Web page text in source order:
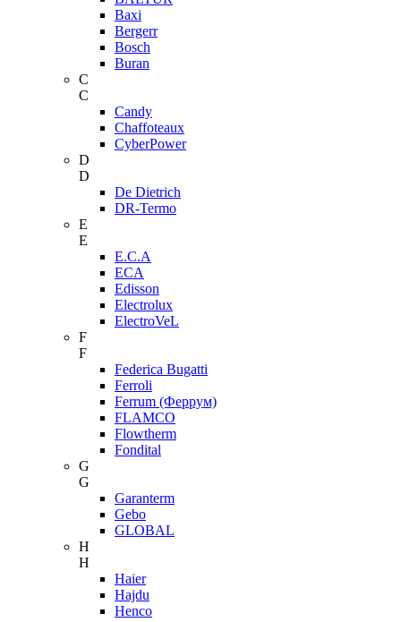
Baxi
Bergerr
Bosch
Buran
C
C
Candy
Chaffoteaux
CyberPower
D
D
De Dietrich
DR-Termo
E
E
E.C.A
ECA
Edisson
Electrolux
ElectroVeL
F
F
Federica Bugatti
Ferroli
Ferrum (Феррум)
FLAMCO
Flowtherm
Fondital
G
G
Garanterm
Gebo
GLOBAL
H
H
Haier
Hajdu
Henco